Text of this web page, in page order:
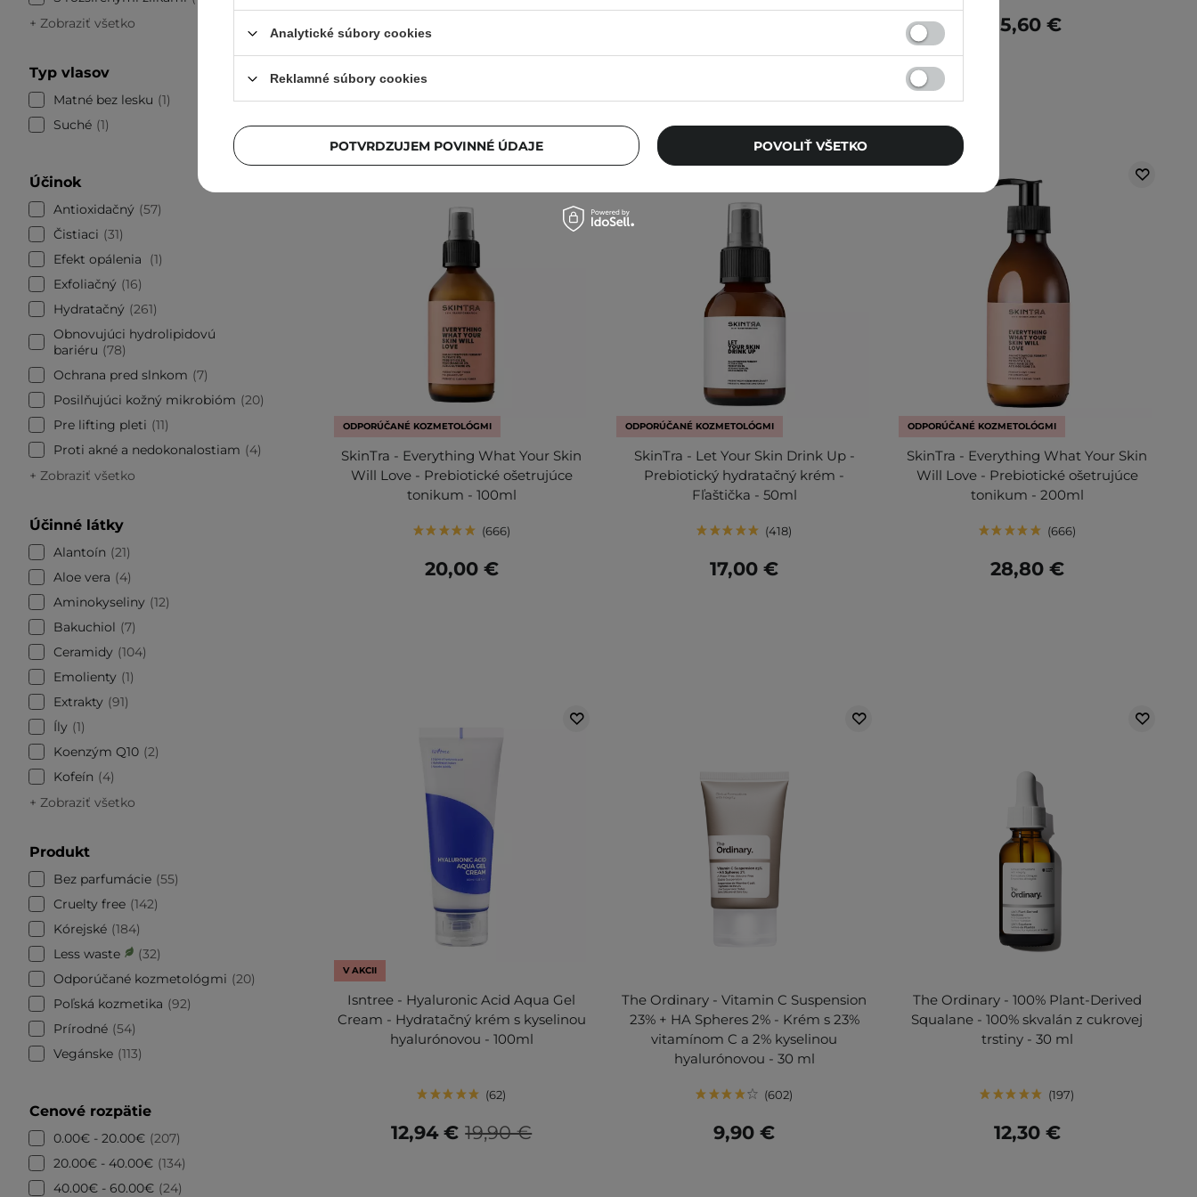
+ Zobraziť všetko
Typ vlasov
Matné bez lesku
1
Suché 1
Účinok
Antioxidačný
57
Čistiaci
31
Efekt opálenia
1
Exfoliačný
16
Hydratačný
261
Obnovujúci hydrolipidovú
bariéru
78
Ochrana pred slnkom
7
Posilňujúci kožný mikrobióm
20
Pre lifting pleti
11
Proti akné a nedokonalostiam
4
+ Zobraziť všetko
Účinné látky
Alantoín
21
Aloe vera
4
Aminokyseliny
12
Bakuchiol
7
Ceramidy
104
Emolienty
1
Extrakty
91
Íly
1
Koenzým Q10 2
Kofeín
4
+ Zobraziť všetko
Produkt
Bez parfumácie 55
Cruelty free 142
Kórejské 184
Less waste
32
Odporúčané kozmetológmi
20
Poľská kozmetika
92
Prírodné 54
Vegánske 113
Cenové rozpätie
0.00€ - 20.00€ 207
20.00€ - 40.00€ 134
40.00€ - 60.00€ 24
51,21 € 15,60 €
ODPORÚČANÉ KOZMETOLÓGMI
SkinTra - Everything What Your Skin
Will Love - Prebiotické ošetrujúce
tonikum - 100ml
666
20,00 €
ODPORÚČANÉ KOZMETOLÓGMI
SkinTra - Let Your Skin Drink Up -
Prebiotický hydratačný krém -
Fľaštička - 50ml
418
17,00 €
ODPORÚČANÉ KOZMETOLÓGMI
SkinTra - Everything What Your Skin
Will Love - Prebiotické ošetrujúce
tonikum - 200ml
666
28,80 €
V AKCII
Isntree - Hyaluronic Acid Aqua Gel
Cream - Hydratačný krém s kyselinou
hyalurónovou - 100ml
62
19,90 €
12,94 €
The Ordinary - Vitamin C Suspension
23% + HA Spheres 2% - Krém s 23%
vitamínom C a 2% kyselinou
hyalurónovou - 30 ml
602
9,90 €
The Ordinary - 100% Plant-Derived
Squalane - 100% skvalán z cukrovej
trstiny - 30 ml
197
12,30 €
Analytické súbory cookies
Reklamné súbory cookies
POTVRDZUJEM POVINNÉ ÚDAJE POVOLIŤ VŠETKO